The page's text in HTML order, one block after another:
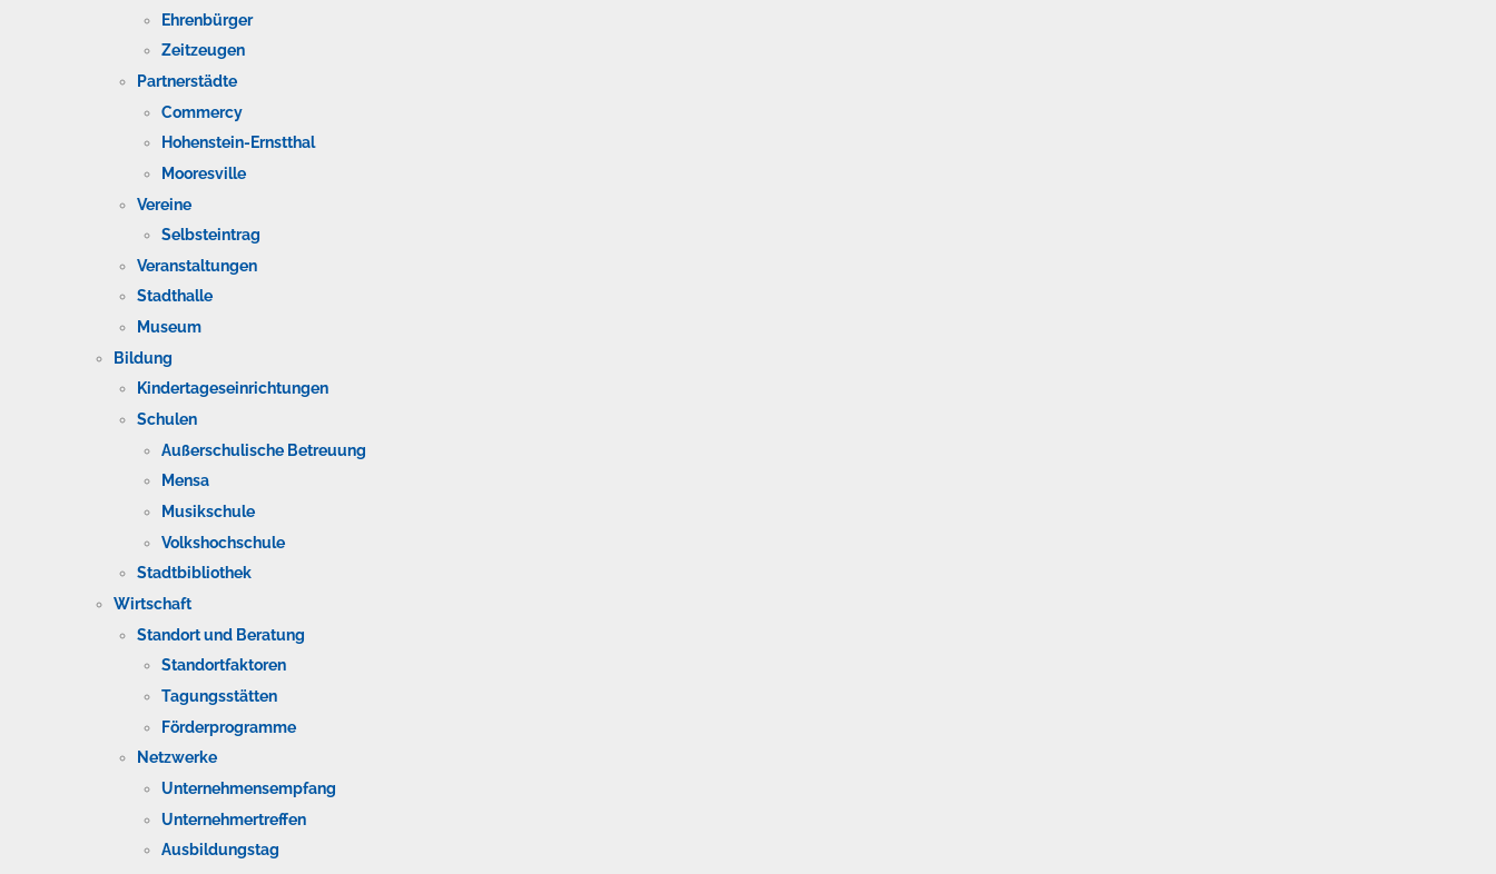
Ehrenbürger
Zeitzeugen
Partnerstädte
Commercy
Hohenstein-Ernstthal
Mooresville
Vereine
Selbsteintrag
Veranstaltungen
Stadthalle
Museum
Bildung
Kindertageseinrichtungen
Schulen
Außerschulische Betreuung
Mensa
Musikschule
Volkshochschule
Stadtbibliothek
Wirtschaft
Standort und Beratung
Standortfaktoren
Tagungsstätten
Förderprogramme
Netzwerke
Unternehmensempfang
Unternehmertreffen
Ausbildungstag